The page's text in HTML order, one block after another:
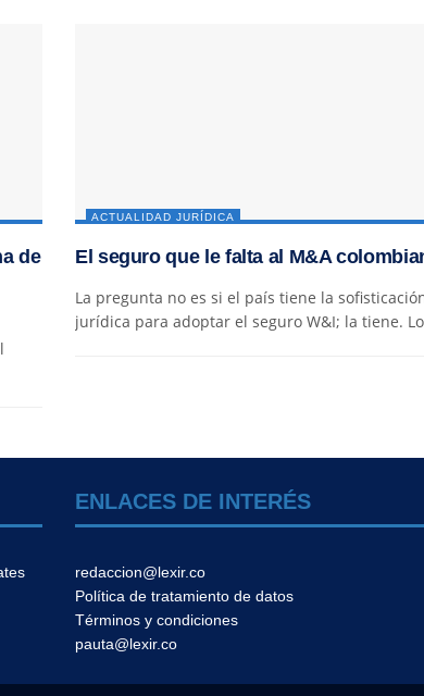
de
ACTUALIDAD JURÍDICA
El seguro que le falta al M&A
La pregunta no es si el país tiene la
jurídica para adoptar el seguro W&I; la tiene.
ENLACES DE INTERÉS
redaccion@lexir.co
Política de tratamiento de datos
Términos y condiciones
pauta@lexir.co